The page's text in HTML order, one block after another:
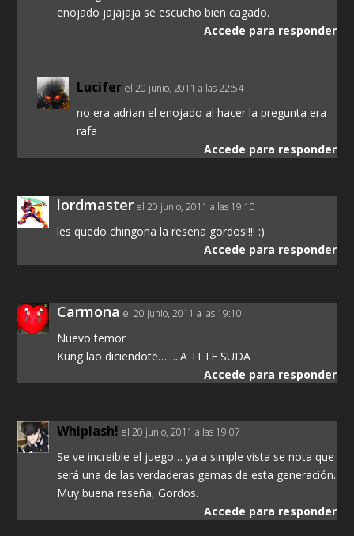
enojado jajajaja se escucho bien cagado.
Accede para responder
Lucifer el 20 junio, 2011 a las 22:54
no era adrian el enojado al hacer la pregunta era
rafa
Accede para responder
lordmaster el 20 junio, 2011 a las 19:10
les quedo chingona la reseña gordos!!!! :)
Accede para responder
Carmona el 20 junio, 2011 a las 19:10
Nuevo temor
Kung lao diciendote……..A TI TE SUDA
Accede para responder
Whiplash! el 20 junio, 2011 a las 19:07
Se ve increible el juego… ya a simple vista se nota que
será una de las verdaderas gemas de esta generación.
Muy buena reseña, Gordos.
Accede para responder